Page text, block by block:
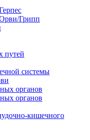
Грипп
путей
системы
органов
органов
кишечного